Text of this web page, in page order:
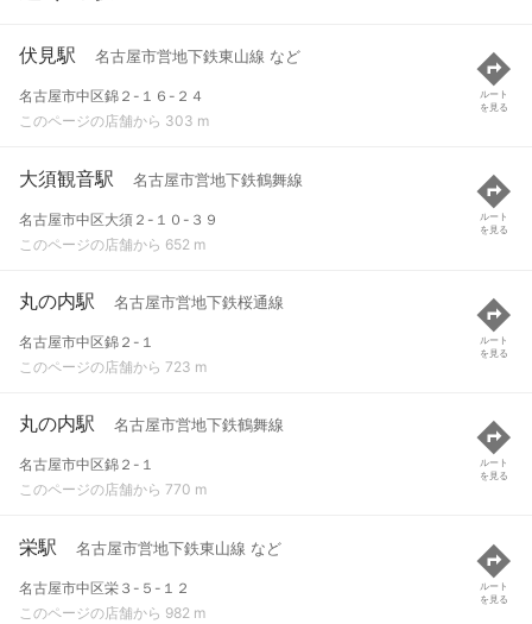
伏見駅 名古屋市営地下鉄東山線 など
名古屋市中区錦２-１６-２４
このページの店舗から 303 m
ルート
を見る
大須観音駅 名古屋市営地下鉄鶴舞線
名古屋市中区大須２-１０-３９
このページの店舗から 652 m
ルート
を見る
丸の内駅 名古屋市営地下鉄桜通線
名古屋市中区錦２-１
このページの店舗から 723 m
ルート
を見る
丸の内駅 名古屋市営地下鉄鶴舞線
名古屋市中区錦２-１
このページの店舗から 770 m
ルート
を見る
栄駅 名古屋市営地下鉄東山線 など
名古屋市中区栄３-５-１２
このページの店舗から 982 m
ルート
を見る